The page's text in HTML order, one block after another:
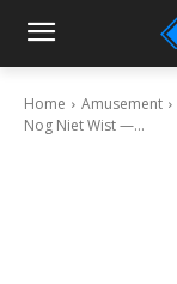
Home Amusement
Nog Niet Wist —...